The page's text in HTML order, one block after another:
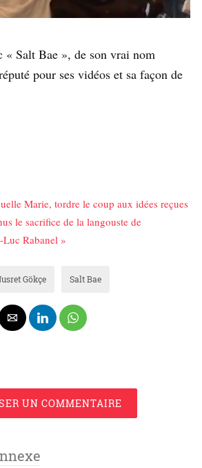
« Salt Bae », de son vrai nom
pour ses vidéos et sa façon de
Marie, tordre le coup aux idées reçues
le sacrifice de la langouste de
Luc Rabanel »
Gökçe Salt Bae
UN COMMENTAIRE